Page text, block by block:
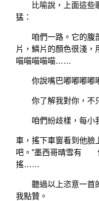
比喻說，上面這些
猛：
咱們一路。它的腹
片，鱗片的顏色很淺，
喵喵喵喵喵……
你說嘴巴嘟嘟嘟嘟
你了解我對你，不
咱們紛歧樣，每小
車，搖下車窗看到他臉
吧。”墨西哥晴雪有
搖……
聽過以上恣意一首
我點贊。